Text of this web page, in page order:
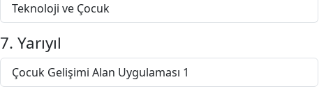
Teknoloji ve Çocuk
7. Yarıyıl
Çocuk Gelişimi Alan Uygulaması 1